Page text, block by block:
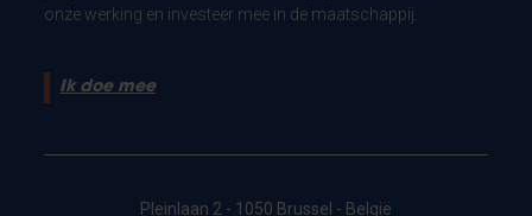
onze werking en investeer mee in de maatschappij.
Ik doe mee
Pleinlaan 2 - 1050 Brussel - België